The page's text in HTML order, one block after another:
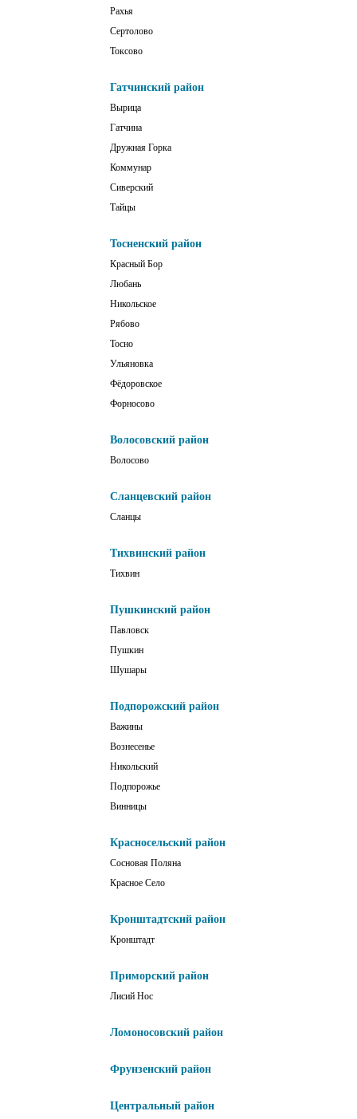
Рахья
Сертолово
Токсово
Гатчинский район
Вырица
Гатчина
Дружная Горка
Коммунар
Сиверский
Тайцы
Тосненский район
Красный Бор
Любань
Никольское
Рябово
Тосно
Ульяновка
Фёдоровское
Форносово
Волосовский район
Волосово
Сланцевский район
Сланцы
Тихвинский район
Тихвин
Пушкинский район
Павловск
Пушкин
Шушары
Подпорожский район
Важины
Вознесенье
Никольский
Подпорожье
Винницы
Красносельский район
Сосновая Поляна
Красное Село
Кронштадтский район
Кронштадт
Приморский район
Лисий Нос
Ломоносовский район
Фрунзенский район
Центральный район